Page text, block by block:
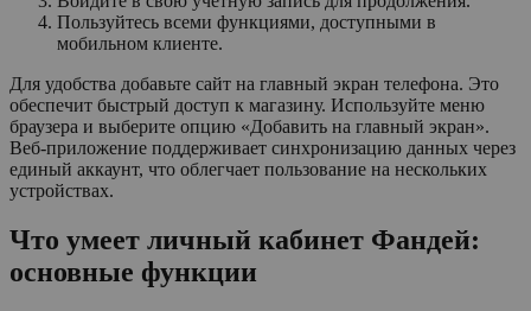
Пользуйтесь всеми функциями, доступными в
мобильном клиенте.
Для удобства добавьте сайт на главный экран телефона. Это
обеспечит быстрый доступ к магазину. Используйте меню
браузера и выберите опцию «Добавить на главный экран».
Веб-приложение поддерживает синхронизацию данных через
единый аккаунт, что облегчает пользование на нескольких
устройствах.
Что умеет личный кабинет Фандей:
основные функции